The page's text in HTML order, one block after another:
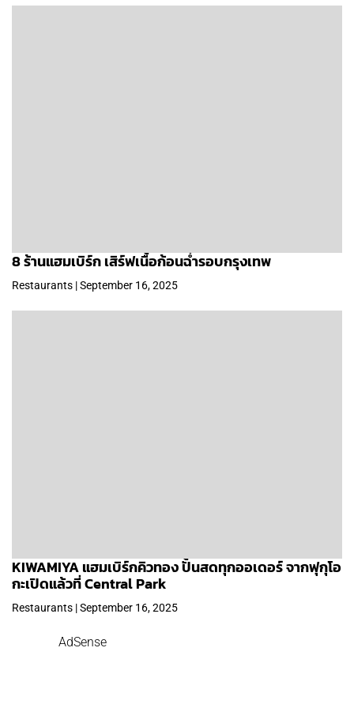
8 ร้านแฮมเบิร์ก เสิร์ฟเนื้อก้อนฉ่ำรอบกรุงเทพ
Restaurants | September 16, 2025
KIWAMIYA แฮมเบิร์กคิวทอง ปั้นสดทุกออเดอร์ จากฟุกุโอ
กะเปิดแล้วที่ Central Park
Restaurants | September 16, 2025
AdSense